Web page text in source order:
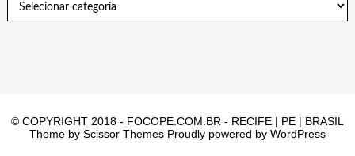
© COPYRIGHT 2018 - FOCOPE.COM.BR - RECIFE | PE | BRASIL
Theme by Scissor Themes Proudly powered by WordPress